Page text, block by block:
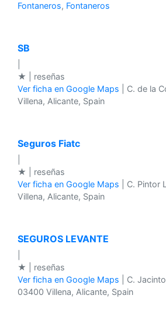
Fontaneros, Fontaneros
SB
★ | reseñas
Ver ficha en Google Maps | C. de la
Villena, Alicante, Spain
Seguros Fiatc
★ | reseñas
Ver ficha en Google Maps | C. Pintor
Villena, Alicante, Spain
SEGUROS LEVANTE
★ | reseñas
Ver ficha en Google Maps | C.
03400 Villena, Alicante, Spain